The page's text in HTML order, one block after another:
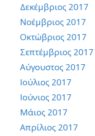
Δεκέμβριος 2017
Νοέμβριος 2017
Οκτώβριος 2017
Σεπτέμβριος 2017
Αύγουστος 2017
Ιούλιος 2017
Ιούνιος 2017
Μάιος 2017
Απρίλιος 2017